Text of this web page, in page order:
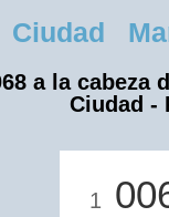
a la cabeza
Ciudad -
1